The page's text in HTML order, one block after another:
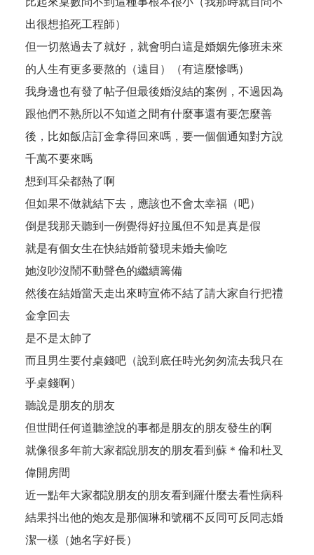
出很想掐死工程師）
但一切熬過去了就好，就會明白這是婚姻先修班未來
的人生有更多要熬的（遠目）（有這麼慘嗎）
我身邊也有發了帖子但最後婚沒結的案例，不過因為
跟他們不熟所以不知道之間有什麼事還有要怎麼善
後，比如飯店訂金拿得回來嗎，要一個個通知對方說
千萬不要來嗎
想到耳朵都熱了啊
但如果不做就結下去，應該也不會太幸福（吧）
倒是我那天聽到一例覺得好拉風但不知是真是假
就是有個女生在快結婚前發現未婚夫偷吃
她沒吵沒鬧不動聲色的繼續籌備
然後在結婚當天走出來時宣佈不結了請大家自行把禮
金拿回去
是不是太帥了
而且男生要付桌錢吧（說到底任時光匆匆流去我只在
乎桌錢啊）
聽說是朋友的朋友
但世間任何道聽塗說的事都是朋友的朋友發生的啊
就像很多年前大家都說朋友的朋友看到蘇＊倫和杜叉
偉開房間
近一點年大家都說朋友的朋友看到羅什麼去看性病科
結果抖出他的炮友是那個琳和號稱不反同可反同志婚
潔一樣（她名字好長）